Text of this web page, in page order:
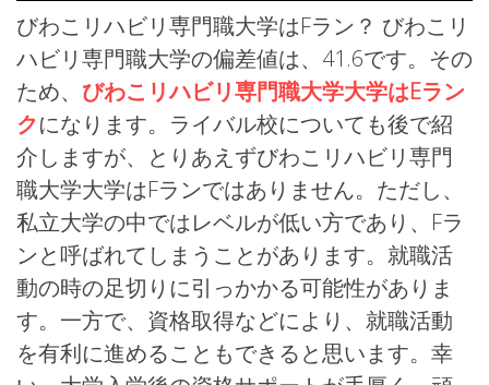
びわこリハビリ専門職大学はFラン？ びわこリ
ハビリ専門職大学の偏差値は、41.6です。その
ため、 びわこリハビリ専門職大学大学はEラン
クになります。ライバル校についても後で紹
介しますが、とりあえずびわこリハビリ専門
職大学大学はFランではありません。ただし、
私立大学の中ではレベルが低い方であり、Fラ
ンと呼ばれてしまうことがあります。就職活
動の時の足切りに引っかかる可能性がありま
す。一方で、資格取得などにより、就職活動
を有利に進めることもできると思います。幸